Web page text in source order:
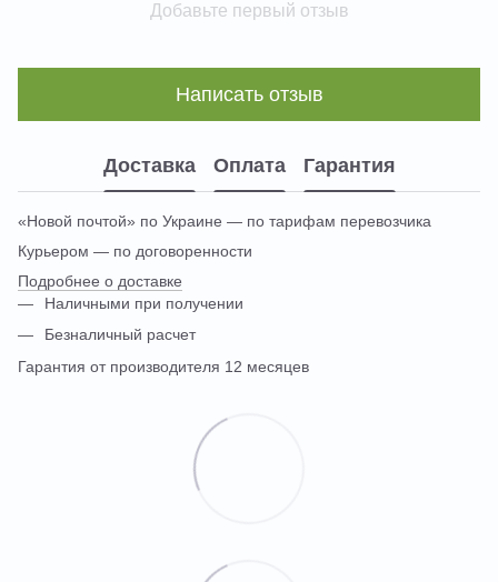
Добавьте первый отзыв
Написать отзыв
Доставка Оплата Гарантия
«Новой почтой» по Украине — по тарифам перевозчика
Курьером — по договоренности
Подробнее о доставке
Наличными при получении
Безналичный расчет
Гарантия от производителя 12 месяцев